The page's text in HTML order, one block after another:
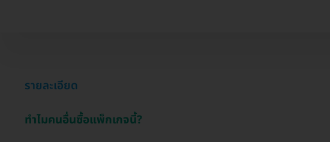
รายละเอียด
ทำไมคนอื่นซื้อแพ็กเกจนี้?